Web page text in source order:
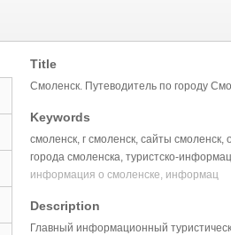
Title
Смоленск. Путеводитель по городу
Keywords
смоленск, г смоленск, сайты
города смоленска, туристско-
информация о смоленске, информац
Description
Главный информационный